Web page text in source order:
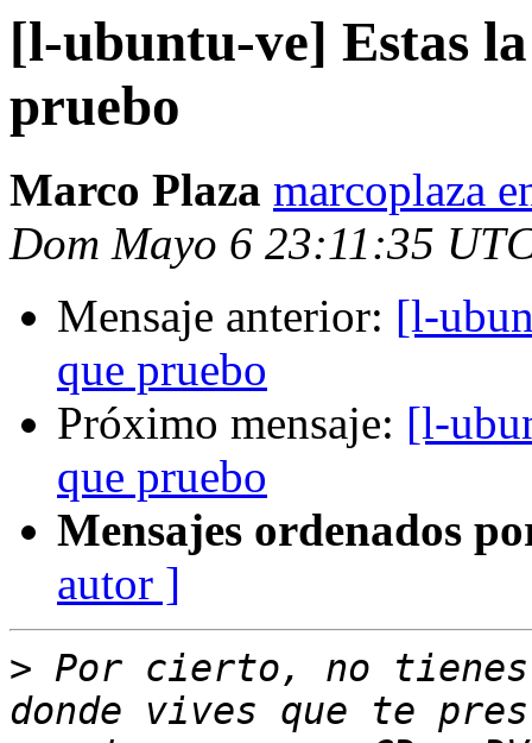
[l-ubuntu-ve] Estas
pruebo
Marco Plaza marcoplaza
Dom Mayo 6 23:11:35
Mensaje anterior: [l-
que pruebo
Próximo mensaje: [l-
que pruebo
Mensajes ordenados
autor ]
> Por cierto, no tienes